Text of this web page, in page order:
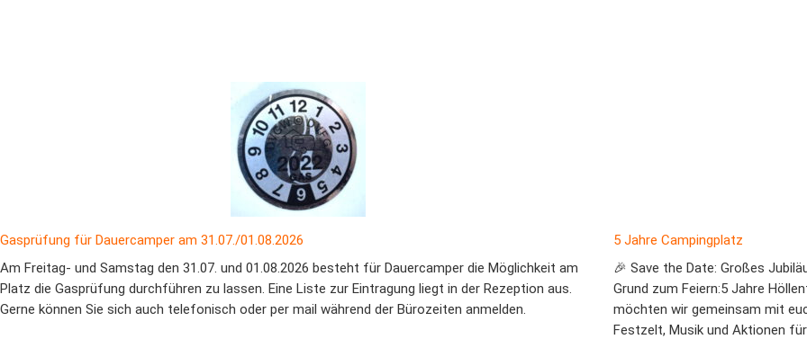
Gasprüfung für Dauercamper am 31.07./01.08.2026
Am Freitag- und Samstag den 31.07. und 01.08.2026 besteht für Dauercamper die Möglichkeit am
Platz die Gasprüfung durchführen zu lassen. Eine Liste zur Eintragung liegt in der Rezeption aus.
Gerne können Sie sich auch telefonisch oder per mail während der Bürozeiten anmelden.
5 Jahre Campingplatz
🎉 Save the Date: Großes
Grund zum Feiern:5 Jahre
möchten wir gemeinsam mit
Festzelt, Musik und Aktionen